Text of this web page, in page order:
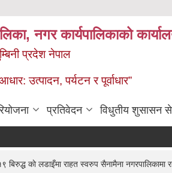
नगर कार्यपालिकाको
प्रदेश नेपाल
उत्पादन, पर्यटन र पूर्वाधार”
प्रतिवेदन विधुतीय शुसासन
काे लडाइँमा राहत स्वरुप सैनामैना नगरपालिकामा